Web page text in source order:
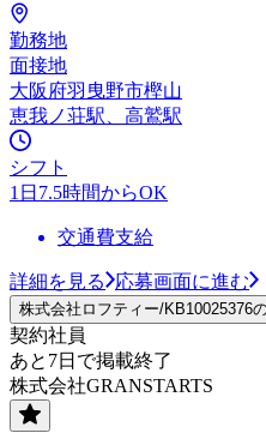
勤務地
面接地
大阪府羽曳野市樫山
恵我ノ荘駅、高鷲駅
シフト
1日7.5時間からOK
交通費支給
詳細を見る 応募画面に進む
株式会社ロフティー/KB10025376
契約社員
あと7日で掲載終了
株式会社GRANSTARTS